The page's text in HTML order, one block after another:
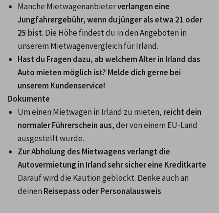
Manche Mietwagenanbieter verlangen eine
Jungfahrergebühr, wenn du jünger als etwa 21 oder
25 bist. Die Höhe findest du in den Angeboten in
unserem Mietwagenvergleich für Irland.
Hast du Fragen dazu, ab welchem Alter in Irland das
Auto mieten möglich ist? Melde dich gerne bei
unserem Kundenservice!
Dokumente
Um einen Mietwagen in Irland zu mieten, reicht dein
normaler Führerschein aus, der von einem EU-Land
ausgestellt wurde.
Zur Abholung des Mietwagens verlangt die
Autovermietung in Irland sehr sicher eine Kreditkarte.
Darauf wird die Kaution geblockt. Denke auch an
deinen Reisepass oder Personalausweis.